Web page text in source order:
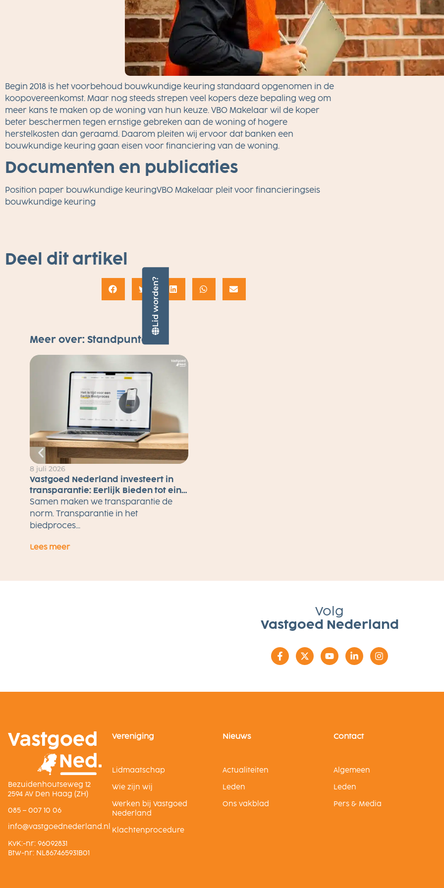
Begin 2018 is het voorbehoud bouwkundige keuring standaard opgenomen in de
koopovereenkomst. Maar nog steeds strepen veel kopers deze bepaling weg om
meer kans te maken op de woning van hun keuze. VBO Makelaar wil de koper
beter beschermen tegen ernstige gebreken aan de woning of hogere
herstelkosten dan geraamd. Daarom pleiten wij ervoor dat banken een
bouwkundige keuring gaan eisen voor financiering van de woning.
Documenten en publicaties
Position paper bouwkundige keuringVBO Makelaar pleit voor financieringseis
bouwkundige keuring
Deel dit artikel
Meer over: Standpunten
8 juli 2026
Vastgoed Nederland investeert in
transparantie: Eerlijk Bieden tot eind
2026 gratis voor alle makelaars
Samen maken we transparantie de
norm. Transparantie in het
biedproces...
Lees meer
Volg
Vastgoed Nederland
Bezuidenhoutseweg 12
2594 AV Den Haag (ZH)
085 – 007 10 06
ln.dnalredendeogtsav@ofni
KvK:-nr: 96092831
Btw-nr: NL867465931B01
Vereniging
Lidmaatschap
Wie zijn wij
Werken bij Vastgoed
Nederland
Klachtenprocedure
Nieuws
Actualiteiten
Leden
Ons vakblad
Contact
Algemeen
Leden
Pers & Media
Lid worden?